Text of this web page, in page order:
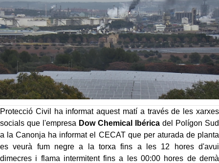
Protecció Civil ha informat aquest matí a través de les xarxes
socials que l'empresa Dow Chemical Ibéricadel Polígon Sud
a la Canonja ha informat el CECAT que per aturada de planta
es veurà fum negre a la torxa fins a les 12 hores d'avui
dimecres i flama intermitent fins a les 00:00 hores de demà